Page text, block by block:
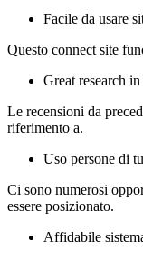
Facile da usare
Questo connect site
Great research
Le recensioni da
riferimento a.
Uso persone di
Ci sono numerosi
essere posizionato.
Affidabile